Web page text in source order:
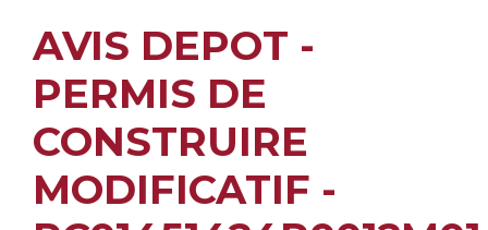
AVIS DEPOT -
PERMIS DE
CONSTRUIRE
MODIFICATIF -